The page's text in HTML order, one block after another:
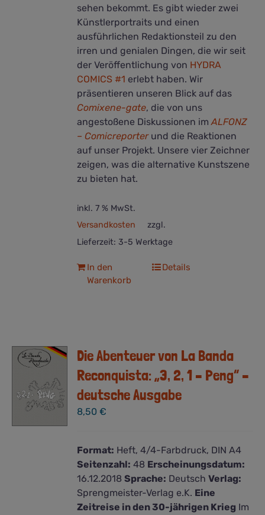
sehen bekommt. Es gibt wieder zwei
Künstlerportraits und einen
ausführlichen Redaktionsteil zu den
irren und genialen Dingen, die wir seit
der Veröffentlichung von HYDRA
COMICS #1 erlebt haben. Wir
präsentieren unseren Blick auf das
Comixene-gate, die von uns
angestoßene Diskussionen imALFONZ
– Comicreporter und die Reaktionen
auf unser Projekt. Unsere vier Zeichner
zeigen, was die alternative Kunstszene
zu bieten hat.
inkl. 7 % MwSt.
zzgl.
Versandkosten
Lieferzeit: 3-5 Werktage
In den
Warenkorb
Details
Die Abenteuer von La Banda
Reconquista: „3, 2, 1 – Peng“ –
deutsche Ausgabe
8,50€
Format: Heft, 4/4-Farbdruck, DIN A4
Seitenzahl: 48 Erscheinungsdatum:
16.12.2018Sprache: DeutschVerlag:
Sprengmeister-Verlag e.K. Eine
Zeitreise in den 30-jährigen Krieg Im